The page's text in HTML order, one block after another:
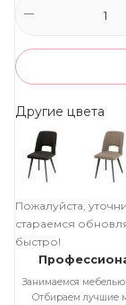
Другие цвета
Пожалуйста,
стараемся
быстро!
Занимаемся мебелью
Отбираем лучшие